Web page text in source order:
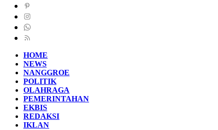
HOME
NEWS
NANGGROE
POLITIK
OLAHRAGA
PEMERINTAHAN
EKBIS
REDAKSI
IKLAN